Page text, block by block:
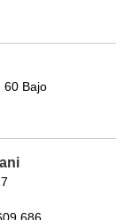
60 Bajo